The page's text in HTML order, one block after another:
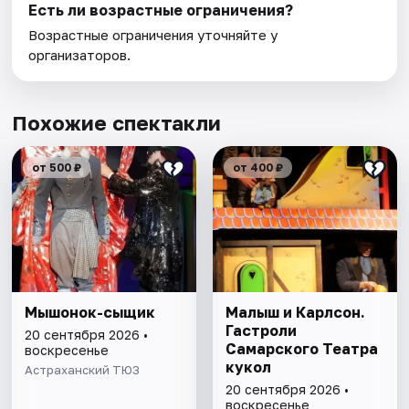
Есть ли возрастные ограничения?
Возрастные ограничения уточняйте у
организаторов.
Похожие спектакли
от 500 ₽
Мышонок-сыщик
20 сентября 2026 •
воскресенье
Астраханский ТЮЗ
от 400 ₽
Малыш и Карлсон.
Гастроли
Самарского Театра
кукол
20 сентября 2026 •
воскресенье